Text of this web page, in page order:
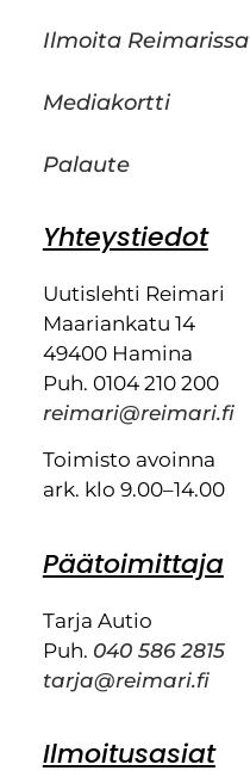
Ilmoita Reimarissa
Mediakortti
Palaute
Yhteystiedot
Uutislehti Reimari
Maariankatu 14
49400 Hamina
Puh. 0104 210 200
reimari@reimari.fi
Toimisto avoinna
ark. klo 9.00–14.00
Päätoimittaja
Tarja Autio
Puh. 040 586 2815
tarja@reimari.fi
Ilmoitusasiat